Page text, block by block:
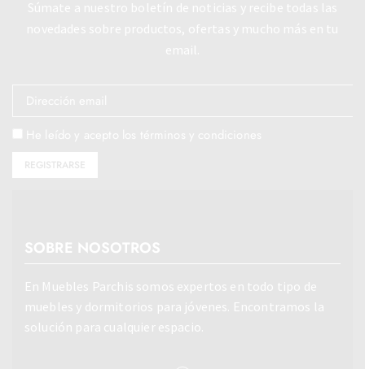
SOBRE NOSOTROS
En Muebles Parchis somos expertos en todo tipo de
muebles y dormitorios para jóvenes. Encontramos la
solución para cualquier espacio.